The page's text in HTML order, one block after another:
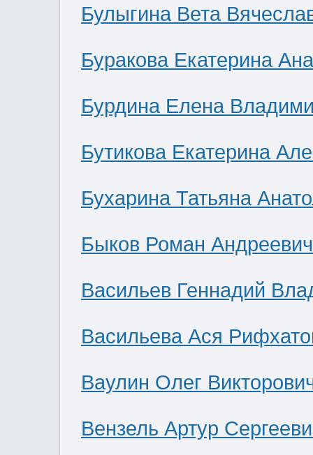
Булыгина Вета
Буракова Екатерина
Бурдина Елена
Бутикова Екатерина
Бухарина Татьяна
Быков Роман Андреевич
Васильев Геннадий
Васильева Ася
Ваулин Олег
Вензель Артур